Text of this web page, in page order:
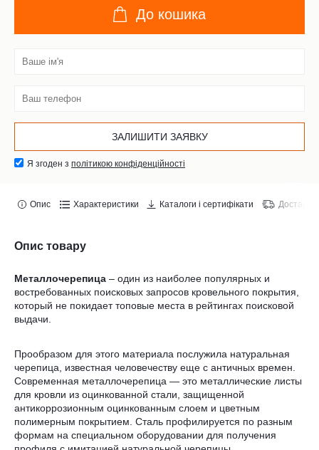
До кошика
Я згоден з політикою конфіденційності
Опис Характеристики Каталоги і сертифікати Доставка
Опис товару
Металлочерепица – один из наиболее популярных и
востребованных поисковых запросов кровельного покрытия,
который не покидает топовые места в рейтингах поисковой
выдачи.
Прообразом для этого материала послужила натуральная
черепица, известная человечеству еще с античных времен.
Современная металлочерепица — это металлические листы
для кровли из оцинкованной стали, защищенной
антикоррозионным оцинкованным слоем и цветным
полимерным покрытием. Сталь профилируется по разным
формам на специальном оборудовании для получения